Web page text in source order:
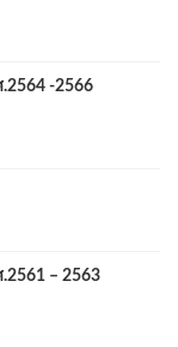
-2566
– 2563